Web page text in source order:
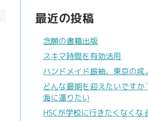
最近の投稿
念願の書籍出版
スキマ時間を有効活用
ハンドメイド振袖、東京の成
どんな最期を迎えたいです
海に還りたい
HSCが学校に行きたくなくな